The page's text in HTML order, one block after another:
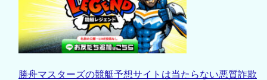
勝舟マスターズの競艇予想サイトは当たらない悪質詐欺